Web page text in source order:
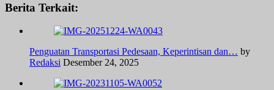
Berita Terkait:
Penguatan Transportasi Pedesaan, Keperintisan dan… by
Redaksi Desember 24, 2025